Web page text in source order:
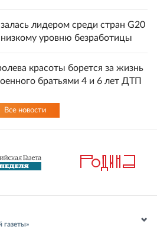
лидером среди стран G20
уровню безработицы
красоты борется за жизнь
братьями 4 и 6 лет ДТП
Все новости
газеты»